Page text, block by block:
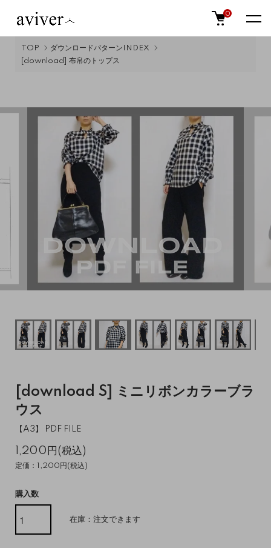
0
TOP
ダウンロードパターンINDEX
[download] 布帛のトップス
[download S] ミニリボンカラーブラ
ウス
【A3】 PDF FILE
1,200円(税込)
定価：1,200円(税込)
購入数
在庫：注文できます